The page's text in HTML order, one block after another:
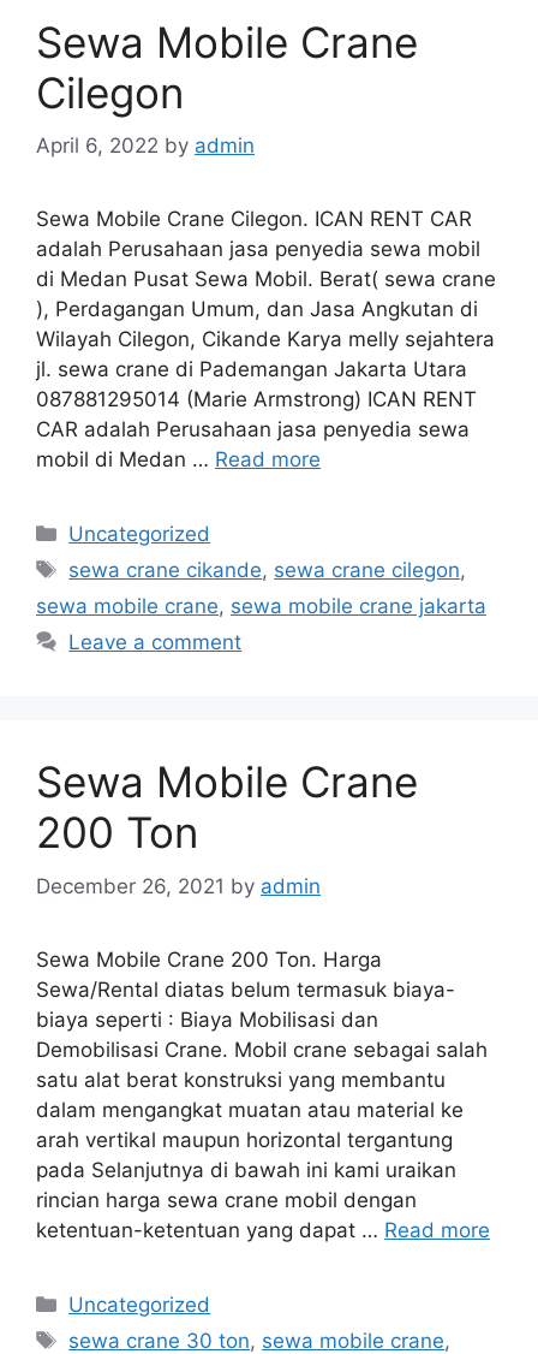
Sewa Mobile Crane
Cilegon
April 6, 2022 by admin
Sewa Mobile Crane Cilegon. ICAN RENT CAR
adalah Perusahaan jasa penyedia sewa mobil
di Medan Pusat Sewa Mobil. Berat( sewa crane
), Perdagangan Umum, dan Jasa Angkutan di
Wilayah Cilegon, Cikande Karya melly sejahtera
jl. sewa crane di Pademangan Jakarta Utara
087881295014 (Marie Armstrong) ICAN RENT
CAR adalah Perusahaan jasa penyedia sewa
mobil di Medan … Read more
Categories
Uncategorized
Tags
sewa crane cikande, sewa crane cilegon,
sewa mobile crane, sewa mobile crane jakarta
Leave a comment
Sewa Mobile Crane
200 Ton
December 26, 2021 by admin
Sewa Mobile Crane 200 Ton. Harga
Sewa/Rental diatas belum termasuk biaya-
biaya seperti : Biaya Mobilisasi dan
Demobilisasi Crane. Mobil crane sebagai salah
satu alat berat konstruksi yang membantu
dalam mengangkat muatan atau material ke
arah vertikal maupun horizontal tergantung
pada Selanjutnya di bawah ini kami uraikan
rincian harga sewa crane mobil dengan
ketentuan-ketentuan yang dapat … Read more
Categories
Uncategorized
Tags
sewa crane 30 ton, sewa mobile crane,